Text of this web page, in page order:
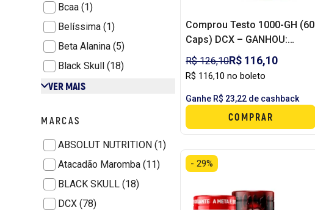
Bcaa (1)
Belíssima (1)
Beta Alanina (5)
Black Skull (18)
VER MAIS
MARCAS
ABSOLUT NUTRITION (1)
Atacadão Maromba (11)
BLACK SKULL (18)
DCX (78)
Comprou Testo 1000-GH (60
Caps) DCX – GANHOU:
PASTA DE AMENDOIM (1KG)
POWERONE
R$ 126,10R$ 116,10
R$ 116,10 no boleto
Ganhe R$ 23,22 de cashback
COMPRAR
- 29%